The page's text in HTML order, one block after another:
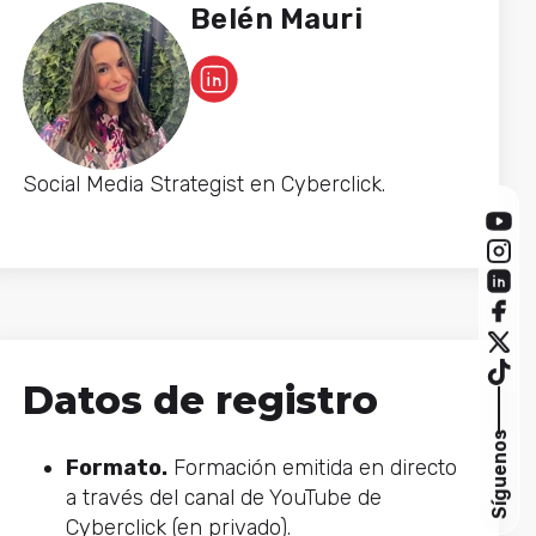
Belén Mauri
Social Media Strategist en Cyberclick.
Datos de registro
Formato.Formación emitida en directo
a través del canal de YouTube de
Cyberclick (en privado).
Síguenos